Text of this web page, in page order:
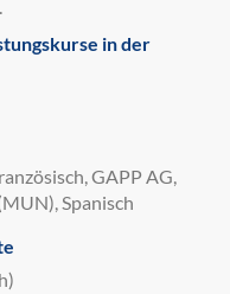
in der
GAPP AG,
Spanisch